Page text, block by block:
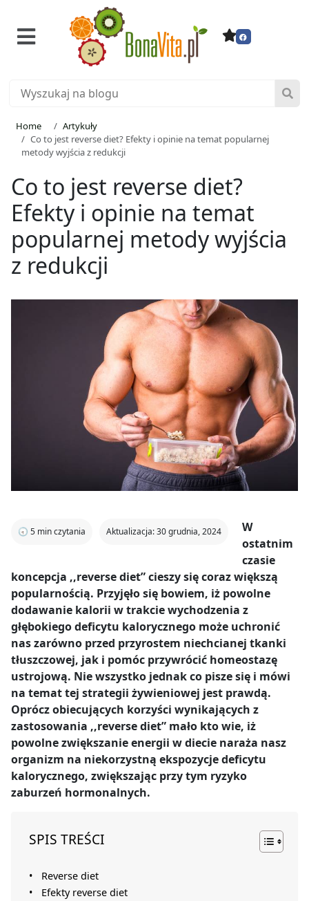
Home
Artykuły
Co to jest reverse diet? Efekty i opinie na temat popularnej
metody wyjścia z redukcji
Co to jest reverse diet?
Efekty i opinie na temat
popularnej metody wyjścia
z redukcji
🕣 5 min czytania Aktualizacja: 30 grudnia, 2024
W
ostatnim
czasie
koncepcja ,,reverse diet” cieszy się coraz większą
popularnością. Przyjęło się bowiem, iż powolne
dodawanie kalorii w trakcie wychodzenia z
głębokiego deficytu kalorycznego może uchronić
nas zarówno przed przyrostem niechcianej tkanki
tłuszczowej, jak i pomóc przywrócić homeostazę
ustrojową. Nie wszystko jednak co pisze się i mówi
na temat tej strategii żywieniowej jest prawdą.
Oprócz obiecujących korzyści wynikających z
zastosowania ,,reverse diet” mało kto wie, iż
powolne zwiększanie energii w diecie naraża nasz
organizm na niekorzystną ekspozycje deficytu
kalorycznego, zwiększając przy tym ryzyko
zaburzeń hormonalnych.
SPIS TREŚCI
Reverse diet
Efekty reverse diet